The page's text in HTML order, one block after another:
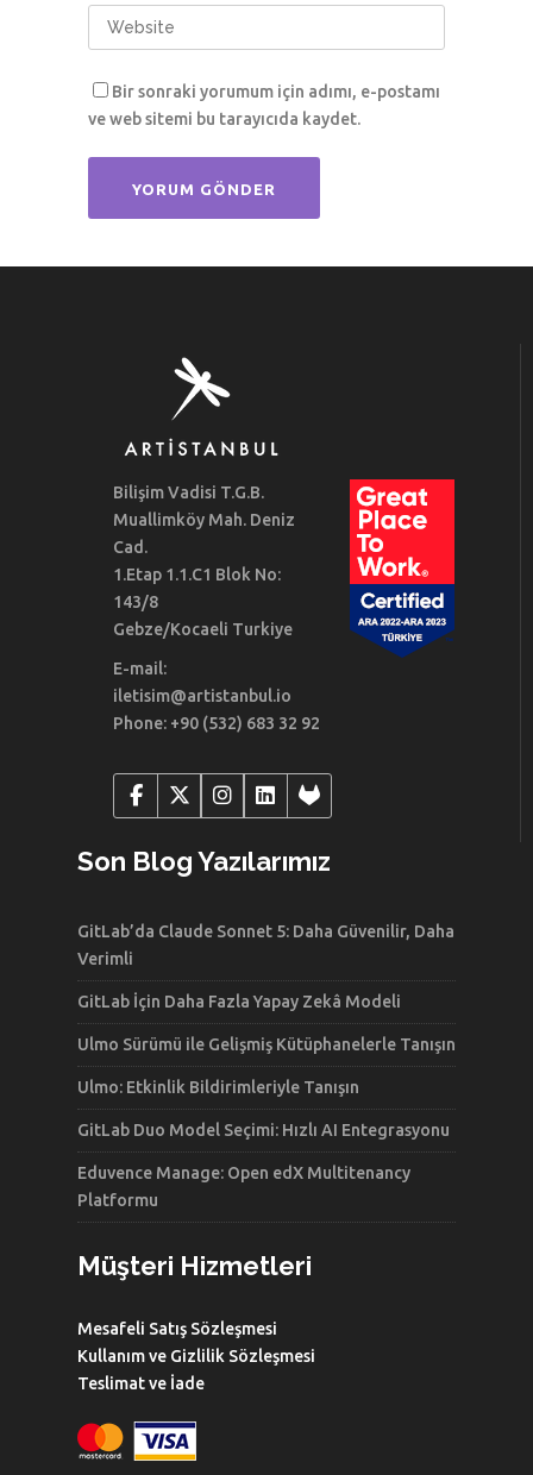
Bir sonraki yorumum için adımı, e-postamı
ve web sitemi bu tarayıcıda kaydet.
Bilişim Vadisi T.G.B.
Muallimköy Mah. Deniz
Cad.
1.Etap 1.1.C1 Blok No:
143/8
Gebze/Kocaeli Turkiye
E-mail:
iletisim@artistanbul.io
Phone: +90 (532) 683 32 92
Son Blog Yazılarımız
GitLab’da Claude Sonnet 5: Daha Güvenilir, Daha
Verimli
GitLab İçin Daha Fazla Yapay Zekâ Modeli
Ulmo Sürümü ile Gelişmiş Kütüphanelerle Tanışın
Ulmo: Etkinlik Bildirimleriyle Tanışın
GitLab Duo Model Seçimi: Hızlı AI Entegrasyonu
Eduvence Manage: Open edX Multitenancy
Platformu
Müşteri Hizmetleri
Mesafeli Satış Sözleşmesi
Kullanım ve Gizlilik Sözleşmesi
Teslimat ve İade